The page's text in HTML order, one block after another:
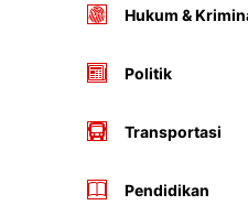
Hukum &
Politik
Transportasi
Pendidikan